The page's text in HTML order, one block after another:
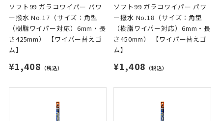
ソフト99 ガラコワイパー パワ
ー撥水 No.17（サイズ：角型
（樹脂ワイパー対応）6mm・長
さ425mm） 【ワイパー替えゴ
ム】
¥1,408 （税込）
ソフト99 ガラコワイパー パワ
ー撥水 No.18（サイズ：角型
（樹脂ワイパー対応）6mm・長
さ450mm） 【ワイパー替えゴ
ム】
¥1,408 （税込）